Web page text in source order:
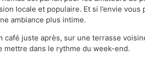
locale et populaire. Et si l’envie
ambiance plus intime.
café juste après, sur une terrasse
mettre dans le rythme du week-end.